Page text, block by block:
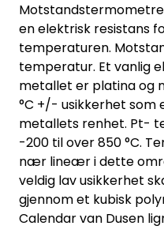
en elektrisk resistans
temperaturen.
temperatur. Et vanlig
metallet er platina og
°C +/- usikkerhet som
metallets renhet. Pt-
-200 til over 850 °C.
nær lineær i dette
veldig lav usikkerhet
gjennom et kubisk
Calendar van Dusen